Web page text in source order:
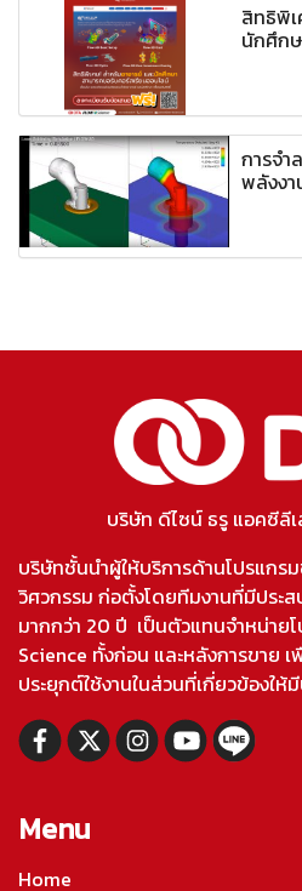
สิทธิพิเ
นักศึกษ
การจำ
พลังงา
บริษัท ดีไซน์ ธรู แอคซีลี
บริษัทชั้นนำผู้ให้บริการด้านโปรแกร
วิศวกรรม ก่อตั้งโดยทีมงานที่มีประ
มากกว่า 20 ปี เป็นตัวแทนจำหน่าย
Science ทั้งก่อน และหลังการขาย
ประยุกต์ใช้งานในส่วนที่เกี่ยวข้องใ
Menu
Home